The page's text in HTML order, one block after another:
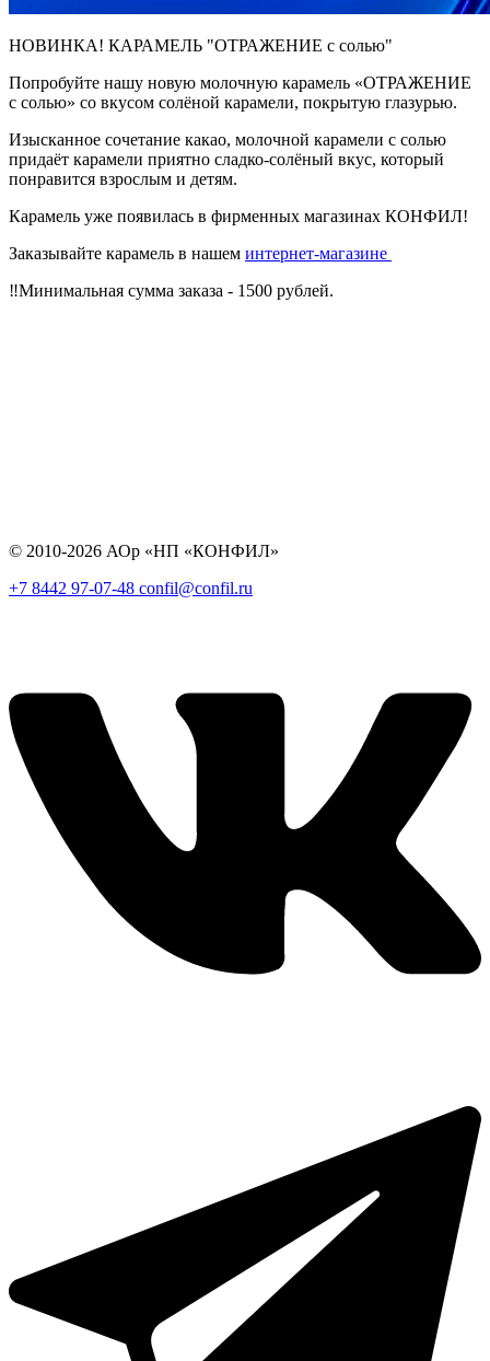
НОВИНКА! КАРАМЕЛЬ "ОТРАЖЕНИЕ с солью"
Попробуйте нашу новую молочную карамель «ОТРАЖЕНИЕ
с солью» со вкусом солёной карамели, покрытую глазурью.
Изысканное сочетание какао, молочной карамели с солью
придаёт карамели приятно сладко-солёный вкус, который
понравится взрослым и детям.
Карамель уже появилась в фирменных магазинах КОНФИЛ!
Заказывайте карамель в нашем интернет-магазине
‼️Минимальная сумма заказа - 1500 рублей.
© 2010-2026 АОр «НП «КОНФИЛ»
+7 8442 97-07-48 confil@confil.ru